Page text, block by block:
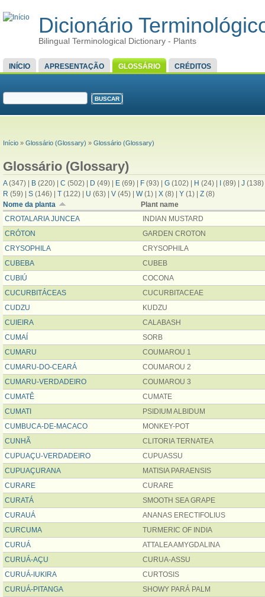
Dicionário
Bilingual Terminological Dictionary - Plants
MENU PRINCIPAL
INÍCIO APRESENTAÇÃO GLOSSÁRIO CRÉDITOS
FORMULÁRIO DE BUSCA
VOCÊ ESTÁ AQUI
Início » Glossário (Glossary) » Glossário (Glossary)
Glossário (Glossary)
A(347) | B (220) | C (502) | D (49) | E (69) | F (93) | G (102) | H (24) | I (89) | J (138)
R (59) | S (146) | T (122) | U (63) | V (45) | W(1) | X (8) | Y (1) | Z (8)
Nome da planta
Plant name
CROTALARIA JUNCEA
INDIAN MUSTARD
CRÓTON
GARDEN CROTON
CRYSOPHILA
CRYSOPHILA
CUBEBA
CUBEB
CUBIÚ
COCONA
CUCURBITÁCEAS
CUCURBITACEAE
CUDZU
KUDZU
CUIEIRA
CALABASH
CUMAÍ
SORB
CUMARU
COUMAROU 1
CUMARU-DO-CEARÁ
COUMAROU 2
CUMARU-VERDADEIRO
COUMAROU 3
CUMATÊ
CUMATE
CUMATI
PSIDIUM ALBIDUM
CUMBUCA-DE-MACACO
MONKEY-POT
CUNHÃ
CLITORIA TERNATEA
CUPUAÇU-VERDADEIRO
CUPUASSU
CUPUAÇURANA
MATISIA PARAENSIS
CURARE
CURARE
CURATÁ
SMOOTH SEA GRAPE
CURAUÁ
ANANAS ERECTIFOLIUS
CURCUMA
TURMERIC OF INDIA
CURUÁ
ATTALEA AMYGDALINA
CURUÁ-AÇU
CURUA-ASSU
CURUÁ-IUKIRA
CURTOSIS
CURUÁ-PITANGA
SHOWY PARÁ PALM